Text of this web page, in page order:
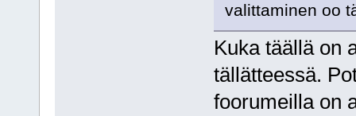
valittaminen oo
Kuka täällä on
tällätteessä.
foorumeilla on